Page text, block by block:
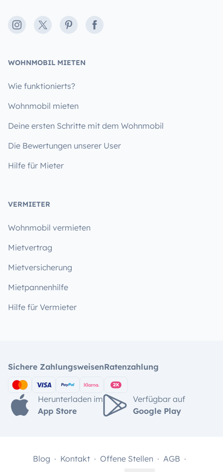
Instagram
X PinterestFacebook
WOHNMOBIL MIETEN
Wie funktionierts?
Wohnmobil mieten
Deine ersten Schritte mit dem Wohnmobil
Die Bewertungen unserer User
Hilfe für Mieter
VERMIETER
Wohnmobil vermieten
Mietvertrag
Mietversicherung
Mietpannenhilfe
Hilfe für Vermieter
Sichere ZahlungsweisenRatenzahlung
Herunterladen im
App Store
Verfügbar auf
Google Play
Blog Kontakt Offene Stellen AGB